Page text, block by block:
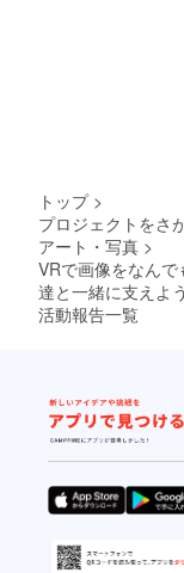
トップ >
プロジェクトをさ
アート・写真 >
VRで画像をなん
達と一緒に支えよ
活動報告一覧